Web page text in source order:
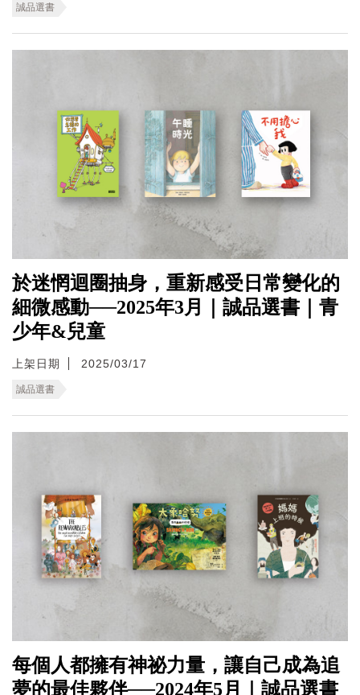
誠品選書
於迷惘迴圈抽身，重新感受日常變化的
細微感動──2025年3月｜誠品選書｜青
少年&兒童
上架日期 2025/03/17
誠品選書
每個人都擁有神祕力量，讓自己成為追
夢的最佳夥伴──2024年5月｜誠品選書